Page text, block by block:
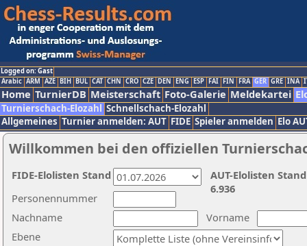
Logged on: Gast
Arabic ARM AZE BIH BUL CAT CHN CRO CZE DEN ENG ESP FAI FIN FRA GER GRE INA
Home TurnierDB Meisterschaft Foto-Galerie Meldekartei
Turnierschach-Elozahl Schnellschach-Elozahl
Allgemeines Turnier anmelden: AUT FIDE Spieler anmelden Elo
Willkommen bei den offiziellen
Nachname
Vorname
Ebene
Personennummer
AUT-Elolisten
6.936
FIDE-Elolisten Stand